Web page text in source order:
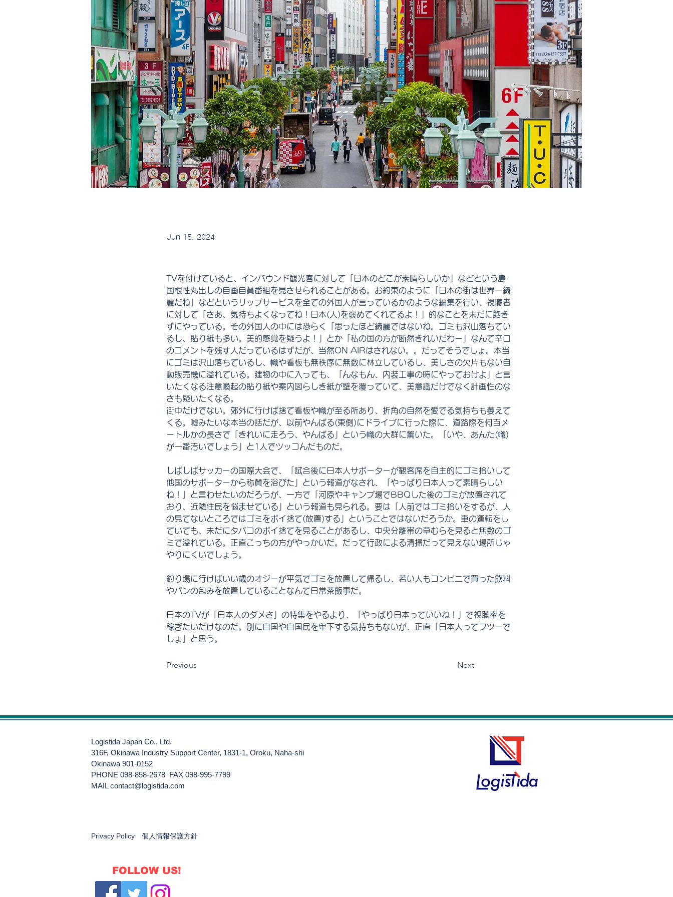
Jun 15, 2024
TVを付けていると、インバウンド観光客に対して「日本のどこが素晴らしいか」などという島
国根性丸出しの自画自賛番組を見させられることがある。お約束のように「日本の街は世界一綺
麗だね」などというリップサービスを全ての外国人が言っているかのような編集を行い、視聴者
に対して「さあ、気持ちよくなってね！日本(人)を褒めてくれてるよ！」的なことを未だに飽き
ずにやっている。その外国人の中には恐らく「思ったほど綺麗ではないね。ゴミも沢山落ちてい
るし、貼り紙も多い。美的感覚を疑うよ！」とか「私の国の方が断然きれいだわー」なんて辛口
のコメントを残す人だっているはずだが、当然ON AIRはされない。。だってそうでしょ。本当
にゴミは沢山落ちているし、幟や看板も無秩序に無数に林立しているし、美しさの欠片もない自
動販売機に溢れている。建物の中に入っても、「んなもん、内装工事の時にやっておけよ」と言
いたくなる注意喚起の貼り紙や案内図らしき紙が壁を覆っていて、美意識だけでなく計画性のな
さも疑いたくなる。
街中だけでない。郊外に行けば捨て看板や幟が至る所あり、折角の自然を愛でる気持ちも萎えて
くる。嘘みたいな本当の話だが、以前やんばる(東側)にドライブに行った際に、道路際を何百メ
ートルかの長さで「きれいに走ろう、やんばる」という幟の大群に驚いた。「いや、あんた(幟)
が一番汚いでしょう」と1人でツッコんだものだ。
しばしばサッカーの国際大会で、「試合後に日本人サポーターが観客席を自主的にゴミ拾いして
他国のサポーターから称賛を浴びた」という報道がなされ、「やっぱり日本人って素晴らしい
ね！」と言わせたいのだろうが、一方で「河原やキャンプ場でBBQした後のゴミが放置されて
おり、近隣住民を悩ませている」という報道も見られる。要は「人前ではゴミ拾いをするが、人
の見てないところではゴミをポイ捨て(放置)する」ということではないだろうか。車の運転をし
ていても、未だにタバコのポイ捨てを見ることがあるし、中央分離帯の草むらを見ると無数のゴ
ミで溢れている。正直こっちの方がやっかいだ。だって行政による清掃だって見えない場所じゃ
やりにくいでしょう。
釣り場に行けばいい歳のオジーが平気でゴミを放置して帰るし、若い人もコンビニで買った飲料
やパンの包みを放置していることなんて日常茶飯事だ。
日本のTVが「日本人のダメさ」の特集をやるより、「やっぱり日本っていいね！」で視聴率を
稼ぎたいだけなのだ。別に自国や自国民を卑下する気持ちもないが、正直「日本人ってフツーで
しょ」と思う。
Previous Next
Logistida Japan Co., Ltd.
316F, Okinawa Industry Support Center, 1831-1, Oroku, Naha-shi
Okinawa 901-0152
PHONE 098-858-2678 FAX 098-995-7799
​MAILcontact@logistida.com
Privacy Policy 個人情報保護方針
FOLLOW US!